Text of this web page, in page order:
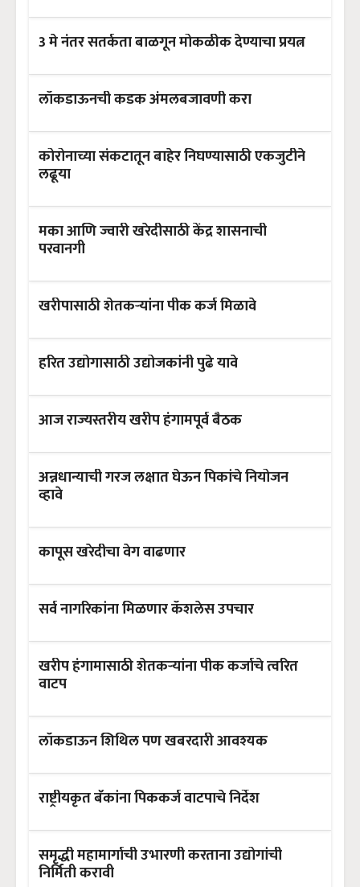
3 मे नंतर सतर्कता बाळगून मोकळीक देण्याचा प्रयत्न
लॉकडाऊनची कडक अंमलबजावणी करा
कोरोनाच्या संकटातून बाहेर निघण्यासाठी एकजुटीने
लढूया
मका आणि ज्वारी खरेदीसाठी केंद्र शासनाची
परवानगी
खरीपासाठी शेतकऱ्यांना पीक कर्ज मिळावे
हरित उद्योगासाठी उद्योजकांनी पुढे यावे
आज राज्यस्तरीय खरीप हंगामपूर्व बैठक
अन्नधान्याची गरज लक्षात घेऊन पिकांचे नियोजन
व्हावे
कापूस खरेदीचा वेग वाढणार
सर्व नागरिकांना मिळणार कॅशलेस उपचार
खरीप हंगामासाठी शेतकऱ्यांना पीक कर्जाचे त्वरित
वाटप
लॉकडाऊन शिथिल पण खबरदारी आवश्यक
राष्ट्रीयकृत बँकांना पिककर्ज वाटपाचे निर्देश
समृद्धी महामार्गाची उभारणी करताना उद्योगांची
निर्मिती करावी